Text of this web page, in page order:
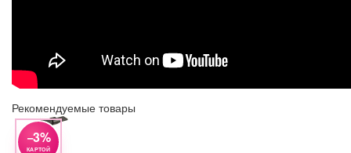
Рекомендуемые товары
−3%
КАРТОЙ